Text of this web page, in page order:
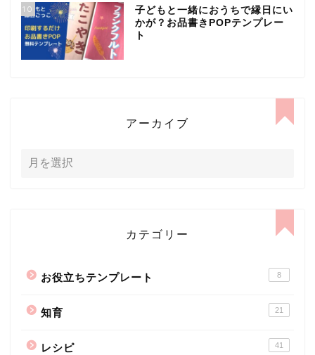
10
子どもと一緒におうちで縁日にい
かが？お品書きPOPテンプレー
ト
アーカイブ
カテゴリー
お役立ちテンプレート 8
知育 21
レシピ 41